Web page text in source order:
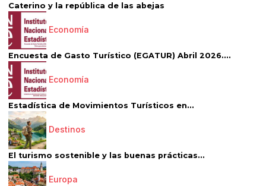
Caterino y la república de las abejas
Economía
Encuesta de Gasto Turístico (EGATUR) Abril 2026....
Economía
Estadística de Movimientos Turísticos en...
Destinos
El turismo sostenible y las buenas prácticas...
Europa